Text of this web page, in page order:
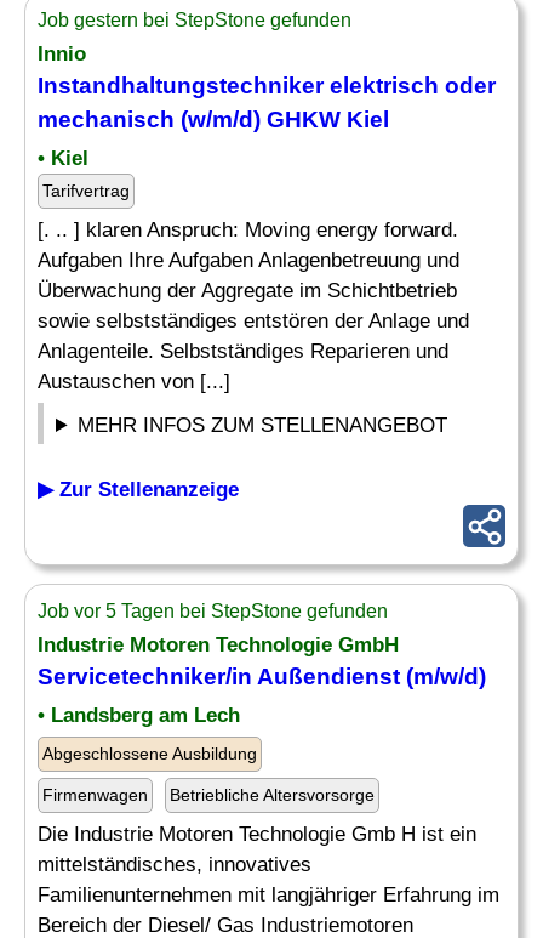
Job gestern bei StepStone gefunden
Innio
Instandhaltungstechniker elektrisch oder
mechanisch (w/m/d) GHKW Kiel
• Kiel
Tarifvertrag
[. .. ] klaren Anspruch: Moving energy forward.
Aufgaben Ihre Aufgaben Anlagenbetreuung und
Überwachung der Aggregate im Schichtbetrieb
sowie selbstständiges entstören der Anlage und
Anlagenteile. Selbstständiges Reparieren und
Austauschen von [...]
MEHR INFOS ZUM STELLENANGEBOT
▶ Zur Stellenanzeige
Job vor 5 Tagen bei StepStone gefunden
Industrie Motoren Technologie GmbH
Servicetechniker/in Außendienst (m/w/d)
• Landsberg am Lech
Abgeschlossene Ausbildung
Firmenwagen Betriebliche Altersvorsorge
Die Industrie Motoren Technologie Gmb H ist ein
mittelständisches, innovatives
Familienunternehmen mit langjähriger Erfahrung im
Bereich der Diesel/ Gas Industriemotoren